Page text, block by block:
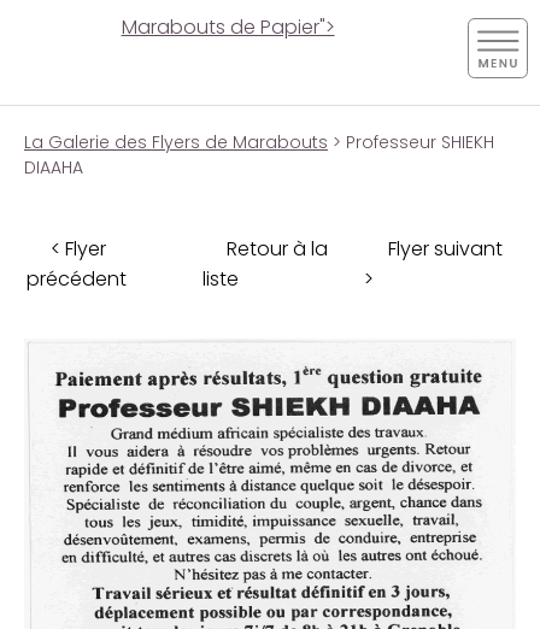
Marabouts de Papier">
La Galerie des Flyers de Marabouts > Professeur SHIEKH
DIAAHA
< Flyer
précédent
Retour à la
liste
Flyer suivant
>